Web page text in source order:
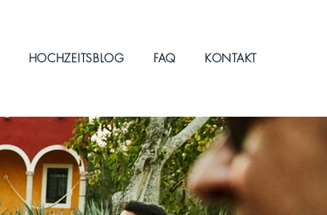
HOCHZEITSBLOG FAQ KONTAKT